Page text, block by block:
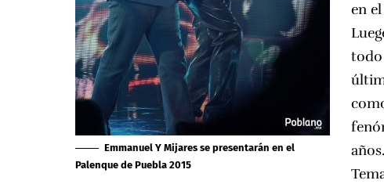
Emmanuel Y Mijares se presentarán en el
Palenque de Puebla 2015
en
todo
años.